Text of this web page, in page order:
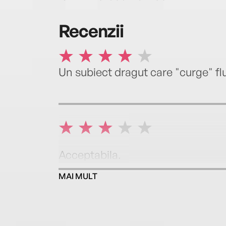
Recenzii
Un subiect dragut care "curge"
Acceptabila.
MAI MULT